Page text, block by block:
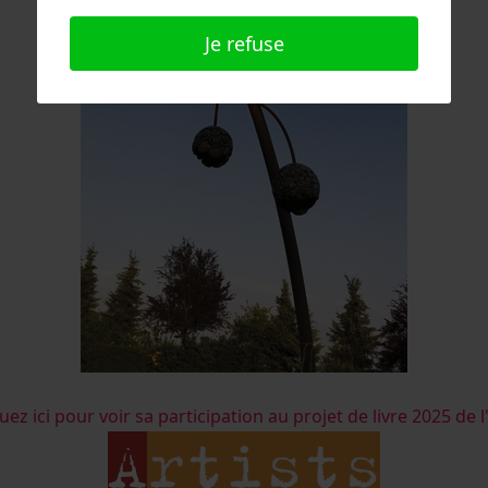
ici pour voir sa participation au projet de livre 2025 de
Je refuse